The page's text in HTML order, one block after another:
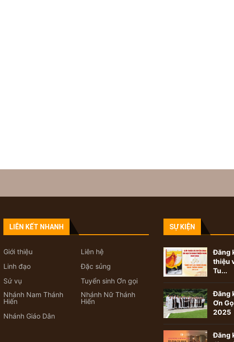
LIÊN KẾT NHANH
Giới thiệu
Liên hệ
Linh đạo
Đặc sủng
Sứ vụ
Tuyển sinh Ơn gọi
Nhánh Nam Thánh
Hiến
Nhánh Nữ Thánh
Hiến
Nhánh Giáo Dân
SỰ KIỆN
Đăng
thiệu
Tu...
Đăng
Ơn
2025
Đăng